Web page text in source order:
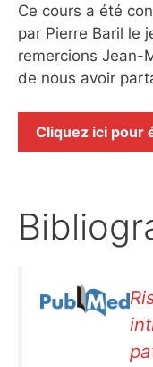
Ce cours a été
par Pierre Baril le
remercions Jean-
de nous avoir
Cliquez ici pour